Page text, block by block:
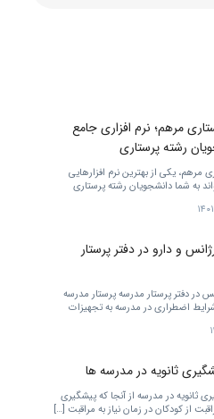
مرهم؛ نرم افزاری جامع
رشته پرستاری
مرهم، یکی از بهترین نرم افزارهایی
به شما دانشجویان رشته پرستاری
ارائه کند. برای بهتر شدن.
و دارو در دفتر پرستار
در دفتر پرستار مدرسه پرستار مدرسه
شرایط اضطراری در مدرسه به تجهیزات
[…]
ثانویه در مدرسه ها
ثانویه در مدرسه از آنجا که پیشگیری
از کودکان در زمان نیاز به مراقبت […]